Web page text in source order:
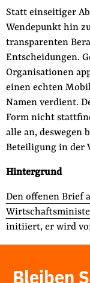
Statt einseitiger
Wendepunkt hin
transparenten
Entscheidungen.
Organisationen
einen echten
Namen verdient.
Form nicht
alle an, deswegen
Beteiligung in der
Hintergrund
Den offenen Brief
initiiert, er wird
Bleiben